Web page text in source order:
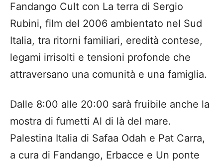
Fandango Cult con La terra di Sergio
Rubini, film del 2006 ambientato nel Sud
Italia, tra ritorni familiari, eredità contese,
legami irrisolti e tensioni profonde che
attraversano una comunità e una famiglia.
Dalle 8:00 alle 20:00 sarà fruibile anche la
mostra di fumetti Al di là del mare.
Palestina Italia di Safaa Odah e Pat Carra,
a cura di Fandango, Erbacce e Un ponte